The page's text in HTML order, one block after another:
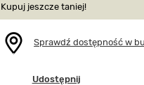
Kupuj jeszcze taniej!
Sprawdź dostępność w
Udostępnij